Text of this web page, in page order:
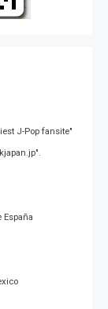
J-Pop fansite"
España